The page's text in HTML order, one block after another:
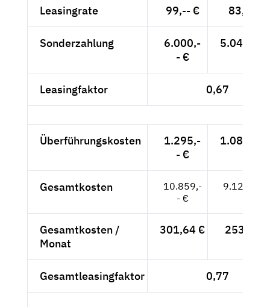
Leasingrate 99,-- € 83,19 €
Sonderzahlung
6.000,-
- €
5.042,02
Leasingfaktor 0,67
Überführungskosten
1.295,-
- €
1.088,24
Gesamtkosten
10.859,-
- €
9.125,21
Gesamtkosten /
Monat
301,64 € 253,48 €
Gesamtleasingfaktor 0,77